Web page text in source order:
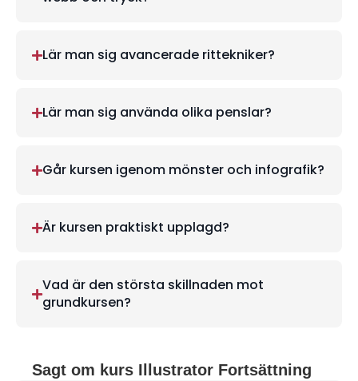
Sagt om kurs Illustrator Fortsättning
Lär man sig avancerade rittekniker?
Lär man sig använda olika penslar?
Går kursen igenom mönster och infografik?
Är kursen praktiskt upplagd?
Vad är den största skillnaden mot
grundkursen?